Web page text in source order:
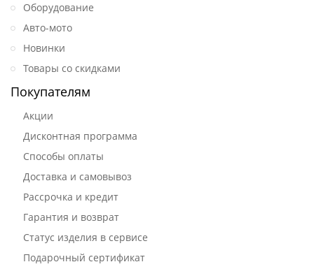
Оборудование
Авто-мото
Новинки
Товары со скидками
Покупателям
Акции
Дисконтная программа
Способы оплаты
Доставка и самовывоз
Рассрочка и кредит
Гарантия и возврат
Статус изделия в сервисе
Подарочный сертификат